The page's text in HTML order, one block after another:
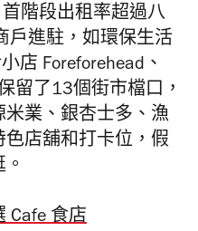
階段出租率超過八
戶進駐，如環保生活
店 Foreforehead、
留了13個街市檔口，
業、銀杏士多、漁
店舖和打卡位，假
Cafe 食店